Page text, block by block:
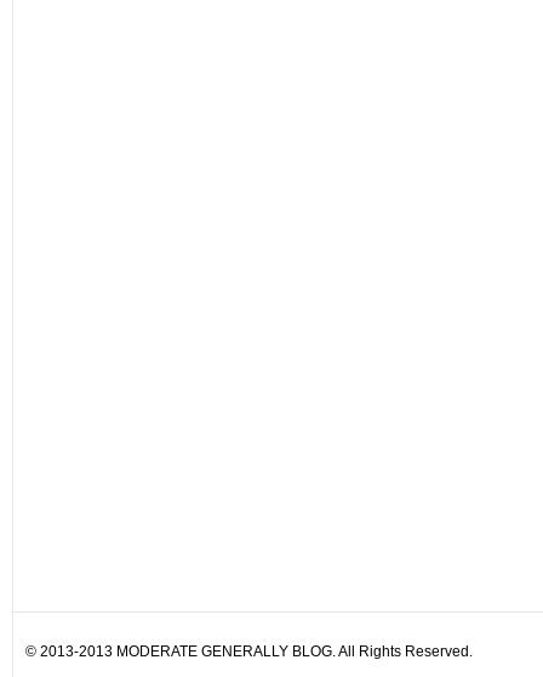
© 2013-2013 MODERATE GENERALLY BLOG. All Rights Reserved.